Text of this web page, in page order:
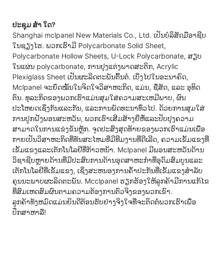
ປະຊຸມ ສໍ່າ ໃດ?
Shanghai mclpanel New Materials Co., Ltd. ເປັນບໍລິສັດມືອາຊີບ
ໃນຊຽງໄຮ. ພວກເຮົາມີ Polycarbonate Solid Sheet,
Polycarbonate Hollow Sheets, U-Lock Polycarbonate, ສຽບ
ໃນແຜ່ນ polycarbonate, ການປຸງແຕ່ງພາດສະຕິກ, Acrylic
Plexiglass Sheet ເປັນຜະລິດຕະພັນຕົ້ນຕໍ. ​ເບິ່ງ​ໄປ​ໃນ​ອະນາຄົດ,
Mclpanel ຈະ​ຍຶດໝັ້ນ​ໃນ​ຈິດ​ໃຈ​ວິ​ສາ​ຫະກິດ, ​ແມ່ນ, ຊື່​ສັດ, ​ແລະ ອຸທິດ​
ຕົນ. ທຸລະກິດຂອງພວກເຮົາແມ່ນສຸມໃສ່ຄວາມສະເຫມີພາບ, ຜົນ
ປະໂຫຍດເຊິ່ງກັນແລະກັນ, ແລະການພັດທະນາທົ່ວໄປ. ດ້ວຍການສຸມໃສ່
ການປູກຝັງພອນສະຫວັນ, ພວກເຮົາເສີມສ້າງຍີ່ຫໍ້ແລະປັບປຸງຄວາມ
ສາມາດໃນການແຂ່ງຂັນຫຼັກ. ຈຸດປະສົງສຸດທ້າຍຂອງພວກເຮົາແມ່ນເພື່ອ
ກາຍເປັນວິສາຫະກິດທີ່ທັນສະໄຫມທີ່ມີທີມງານທີ່ດີເລີດ, ຄວາມເຂັ້ມແຂງທີ່
ເຂັ້ມແຂງແລະເຕັກໂນໂລຢີທີ່ກ້າວຫນ້າ. Mclpanel ມີພອນສະຫວັນດ້ານ
ວິຊາຊີບຫຼາຍດ້ານທີ່ມີປະສົບການດ້ານອຸດສາຫະກໍາທີ່ອຸດົມສົມບູນແລະ
ເຕັກໂນໂລຢີທີ່ເຂັ້ມແຂງ, ເຊິ່ງສະຫນອງການຄໍ້າປະກັນທີ່ເຂັ້ມແຂງສໍາລັບ
ຄຸນນະພາບຜະລິດຕະພັນ. Mcclpanel ຮຽກຮ້ອງໃຫ້ລູກຄ້າມີການແກ້ໄຂ
ທີ່ສົມເຫດສົມຜົນຕາມຄວາມຕ້ອງການຕົວຈິງຂອງພວກເຂົາ.
ລູກຄ້າທັງຫມົດແມ່ນຍິນດີຕ້ອນຮັບຢ່າງຈິງໃຈທີ່ຈະຕິດຕໍ່ພວກເຮົາເພື່ອ
ປຶກສາຫາລື!